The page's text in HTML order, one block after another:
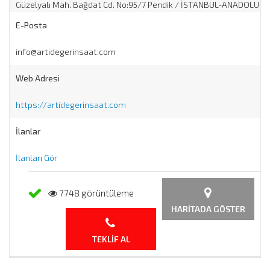
Güzelyalı Mah. Bağdat Cd. No:95/7 Pendik / İSTANBUL-ANADOLU
E-Posta
info@artidegerinsaat.com
Web Adresi
https://artidegerinsaat.com
İlanlar
İlanları Gör
7748 görüntüleme
HARITADA GÖSTER
TEKLIF AL